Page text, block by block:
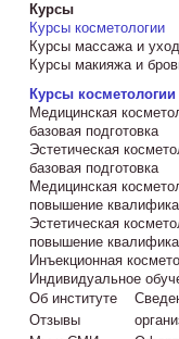
Курсы
Курсы косметологии
Курсы массажа и
Курсы макияжа и
Курсы косметологии
Медицинская
базовая подготовка
Эстетическая
базовая подготовка
Медицинская
повышение
Эстетическая
повышение
Инъекционная
Индивидуальное
Об институте
Отзывы